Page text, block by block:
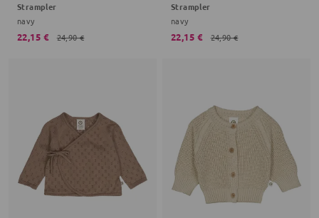
Strampler
navy
22,15 € 24,90 €
Strampler
navy
22,15 € 24,90 €